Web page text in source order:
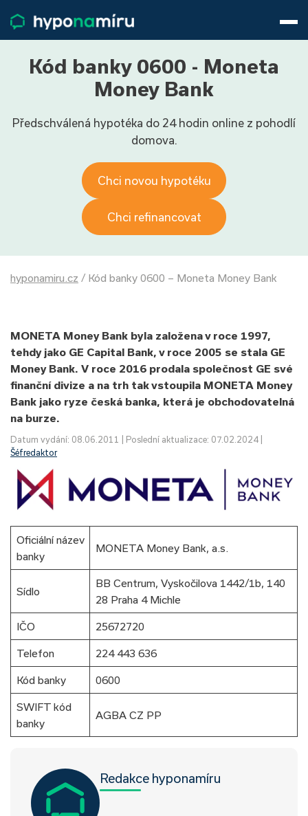
Životní pojištění
Pojištění nemovitosti
Články
800 688 388
9−16 hod.
Kód banky 0600 - Moneta
Money Bank
Předschválená hypotéka do 24 hodin online z pohodlí
domova.
Chci novou hypotéku
Chci refinancovat
hyponamiru.cz / Kód banky 0600 – Moneta Money Bank
MONETA Money Bank byla založena v roce 1997,
tehdy jako GE Capital Bank, v roce 2005 se stala GE
Money Bank. V roce 2016 prodala společnost GE své
finanční divize a na trh tak vstoupila MONETA Money
Bank jako ryze česká banka, která je obchodovatelná
na burze.
Datum vydání: 08.06.2011 | Poslední aktualizace: 07.02.2024 |
Šéfredaktor
Oficiální název
banky
MONETA Money Bank, a.s.
Sídlo
BB Centrum, Vyskočilova 1442/1b, 140
28 Praha 4 Michle
IČO 25672720
Telefon 224 443 636
Kód banky 0600
SWIFT kód
banky
AGBA CZ PP
Redakce hyponamíru